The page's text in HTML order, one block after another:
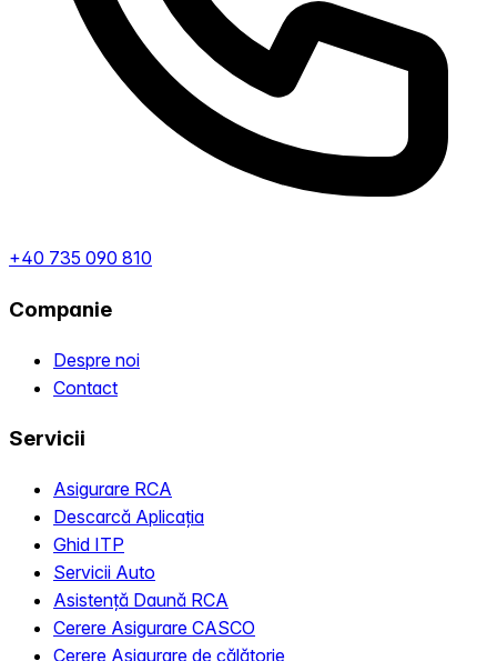
+40 735 090 810
Companie
Despre noi
Contact
Servicii
Asigurare RCA
Descarcă Aplicația
Ghid ITP
Servicii Auto
Asistență Daună RCA
Cerere Asigurare CASCO
Cerere Asigurare de călătorie